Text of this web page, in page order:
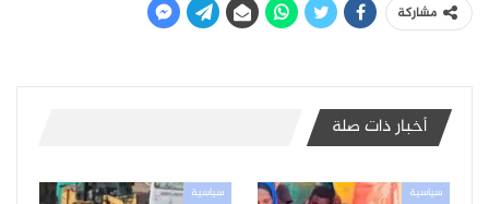
مشاركة
أخبار ذات صلة
سياسية سياسية